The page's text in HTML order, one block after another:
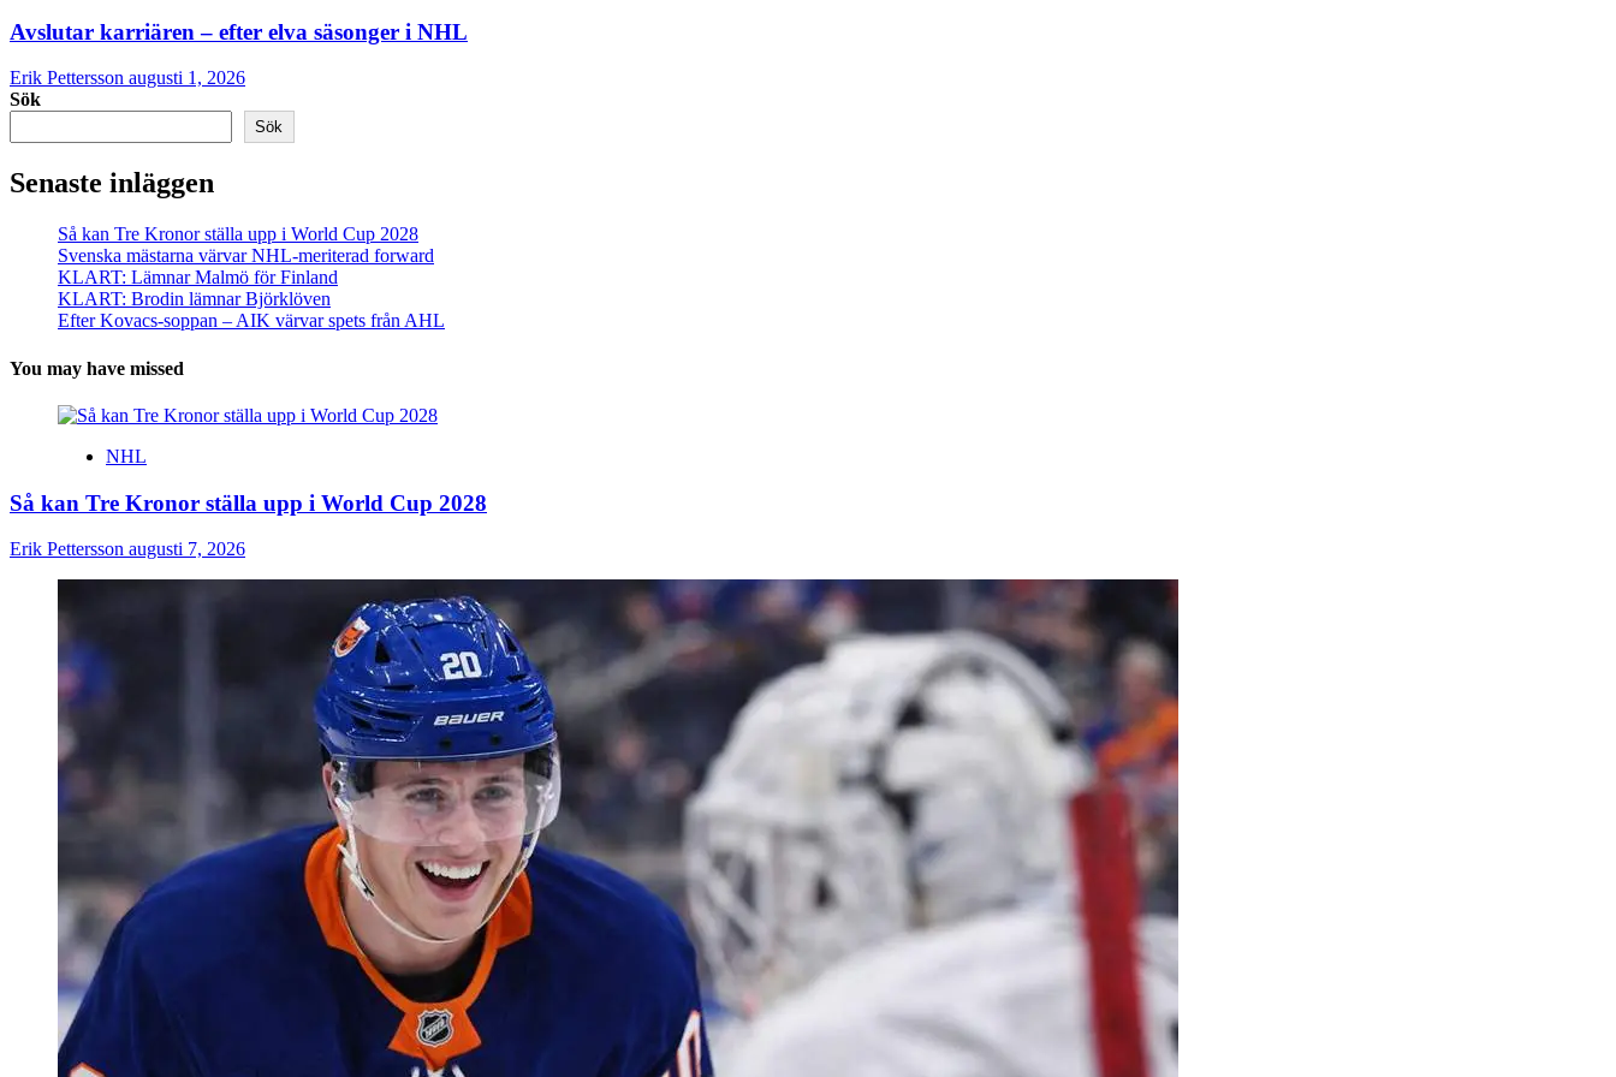
Avslutar karriären – efter elva säsonger i NHL
Erik Pettersson augusti 1, 2026
Sök
Sök
Senaste inläggen
Så kan Tre Kronor ställa upp i World Cup 2028
Svenska mästarna värvar NHL-meriterad forward
KLART: Lämnar Malmö för Finland
KLART: Brodin lämnar Björklöven
Efter Kovacs-soppan – AIK värvar spets från AHL
You may have missed
NHL
Så kan Tre Kronor ställa upp i World Cup 2028
Erik Pettersson augusti 7, 2026